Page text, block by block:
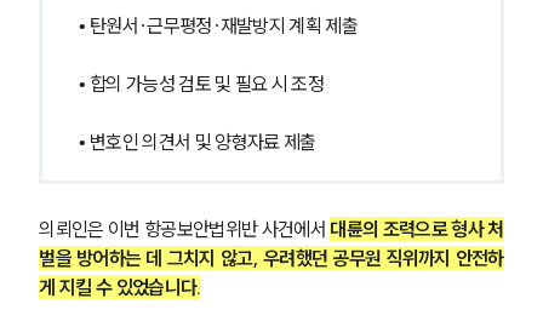
형사전문변호사
소식/자료
언론보도
법률서식
뉴스레터/브로슈어
세미나
• 탄원서·근무평정·재발방지 계획 제출
• 합의 가능성 검토 및 필요 시 조정
• 변호인 의견서 및 양형자료 제출
의뢰인은 이번 항공보안법위반 사건에서 대륜의 조력으로 형사 처
벌을 방어하는 데 그치지 않고, 우려했던 공무원 직위까지 안전하
게 지킬 수 있었습니다.